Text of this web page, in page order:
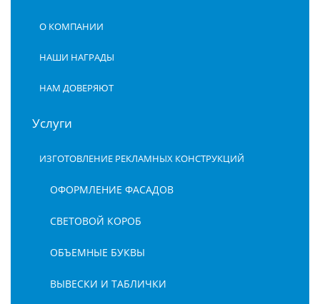
О КОМПАНИИ
НАШИ НАГРАДЫ
НАМ ДОВЕРЯЮТ
Услуги
ИЗГОТОВЛЕНИЕ РЕКЛАМНЫХ КОНСТРУКЦИЙ
ОФОРМЛЕНИЕ ФАСАДОВ
СВЕТОВОЙ КОРОБ
ОБЪЕМНЫЕ БУКВЫ
ВЫВЕСКИ И ТАБЛИЧКИ